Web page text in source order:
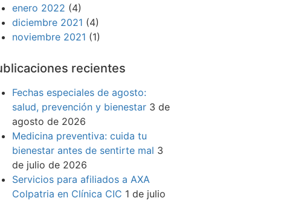
enero 2022 (4)
diciembre 2021 (4)
noviembre 2021 (1)
recientes
Fechas especiales de agosto:
salud, prevención y bienestar 3 de
agosto de 2026
Medicina preventiva: cuida tu
bienestar antes de sentirte mal 3
de julio de 2026
Servicios para afiliados a AXA
Colpatria en Clínica CIC 1 de julio